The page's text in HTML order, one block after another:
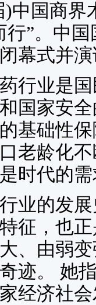
国商界
行”。中
幕式并
业是国
国家安
基础性
老龄化
时代的
的发展
征，也
、由弱
迹。 她
经济社